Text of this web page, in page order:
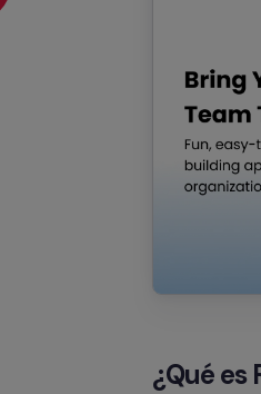
¿Qué es